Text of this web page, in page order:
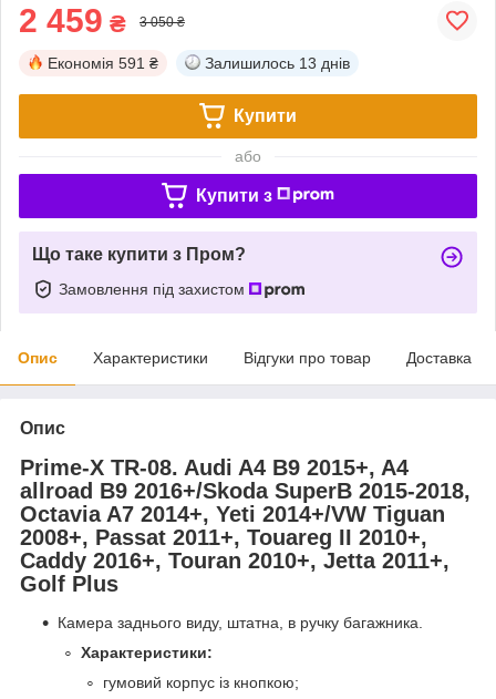
2 459 ₴ 3 050 ₴
Економія 591 ₴ Залишилось 13 днів
Купити
або
Купити з
Що таке купити з Пром?
Замовлення під захистом
Опис Характеристики Відгуки про товар Доставка
Опис
Prime-X TR-08. Audi A4 B9 2015+, A4
allroad B9 2016+/Skoda SuperB 2015-2018,
Octavia A7 2014+, Yeti 2014+/VW Tiguan
2008+, Passat 2011+, Touareg II 2010+,
Caddy 2016+, Touran 2010+, Jetta 2011+,
Golf Plus
Камера заднього виду, штатна, в ручку багажника.
Характеристики:
гумовий корпус із кнопкою;